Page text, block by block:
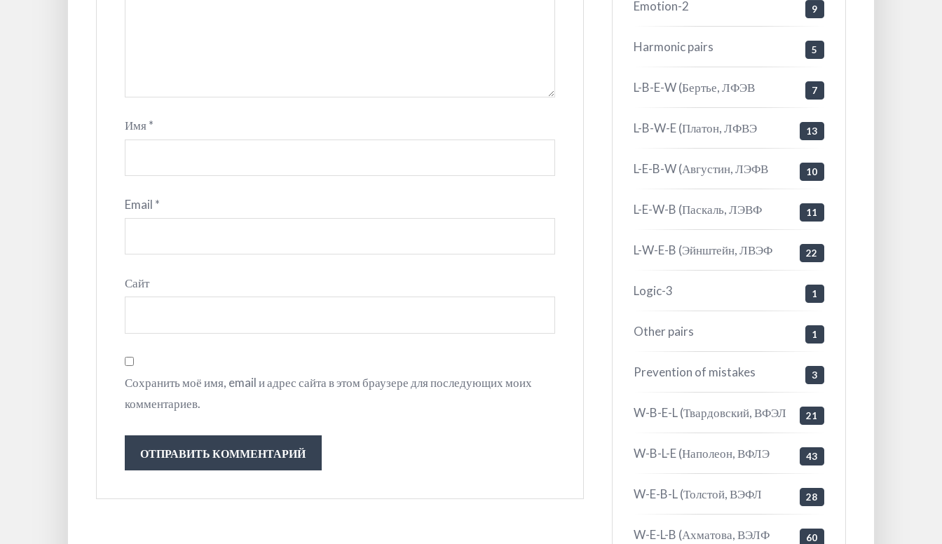
Имя*
Email *
Сайт
Сохранить моё имя, email и адрес сайта в этом браузере для последующих моих
комментариев.
Emotion-2 9
Harmonic pairs 5
L-B-E-W (Бертье, ЛФЭВ 7
L-B-W-E (Платон, ЛФВЭ 13
L-E-B-W (Августин, ЛЭФВ 10
L-E-W-B (Паскаль, ЛЭВФ 11
L-W-E-B (Эйнштейн, ЛВЭФ 22
Logic-3 1
Other pairs 1
Prevention of mistakes 3
W-B-E-L (Твардовский, ВФЭЛ 21
W-B-L-E (Наполеон, ВФЛЭ 43
W-E-B-L (Толстой, ВЭФЛ 28
W-E-L-B (Ахматова, ВЭЛФ 60